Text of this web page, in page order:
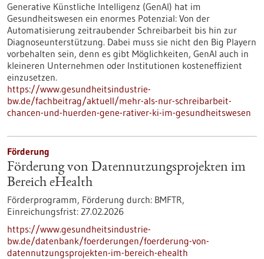
Generative Künstliche Intelligenz (GenAI) hat im
Gesundheitswesen ein enormes Potenzial: Von der
Automatisierung zeitraubender Schreibarbeit bis hin zur
Diagnoseunterstützung. Dabei muss sie nicht den Big Playern
vorbehalten sein, denn es gibt Möglichkeiten, GenAI auch in
kleineren Unternehmen oder Institutionen kosteneffizient
einzusetzen.
https://www.gesundheitsindustrie-
bw.de/fachbeitrag/aktuell/mehr-als-nur-schreibarbeit-
chancen-und-huerden-gene-rativer-ki-im-gesundheitswesen
Förderung
Förderung von Datennutzungsprojekten im
Bereich eHealth
Förderprogramm, Förderung durch: BMFTR,
Einreichungsfrist: 27.02.2026
https://www.gesundheitsindustrie-
bw.de/datenbank/foerderungen/foerderung-von-
datennutzungsprojekten-im-bereich-ehealth